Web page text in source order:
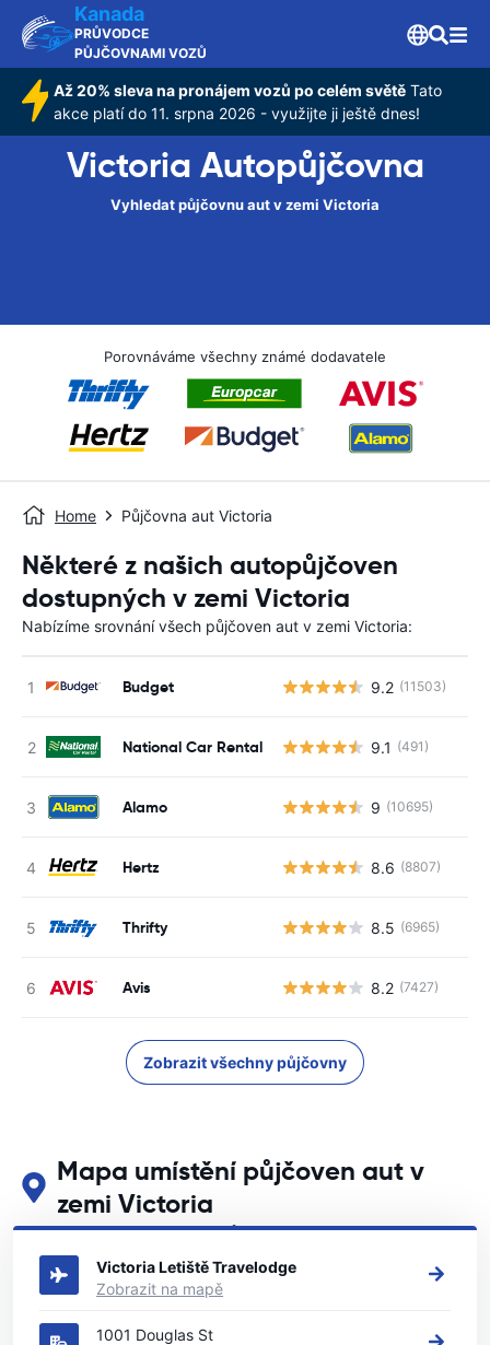
Kanada
PRŮVODCE
PŮJČOVNAMI VOZŮ
Až 20% sleva na pronájem vozů po celém světě Tato
akce platí do 11. srpna 2026 - využijte ji ještě dnes!
Victoria Autopůjčovna
Vyhledat půjčovnu aut v zemi Victoria
Porovnáváme všechny známé dodavatele
Home Půjčovna aut Victoria
Některé z našich autopůjčoven
dostupných v zemi Victoria
Nabízíme srovnání všech půjčoven aut v zemi Victoria:
Budget 9.2 (11503)
National Car Rental 9.1 (491)
Alamo 9 (10695)
Hertz 8.6 (8807)
Thrifty 8.5 (6965)
Avis 8.2 (7427)
Zobrazit všechny půjčovny
Mapa umístění půjčoven aut v
zemi Victoria
Podívejte se na naše hlavní půjčovny aut v zemi Victoria
Victoria Letiště Travelodge
Zobrazit na mapě
1001 Douglas St